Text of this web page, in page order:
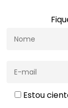
Estou